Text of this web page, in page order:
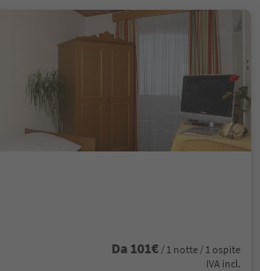
Da 101€ / 1 notte / 1 ospite
IVA incl.